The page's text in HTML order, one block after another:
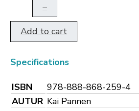
–
Add to cart
Specifications
ISBN
978-888-868-259-4
AUTUR Kai Pannen